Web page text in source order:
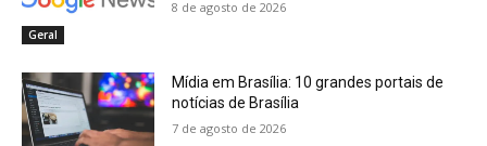
Geral
8 de agosto de 2026
Mídia em Brasília: 10 grandes portais de
notícias de Brasília
7 de agosto de 2026